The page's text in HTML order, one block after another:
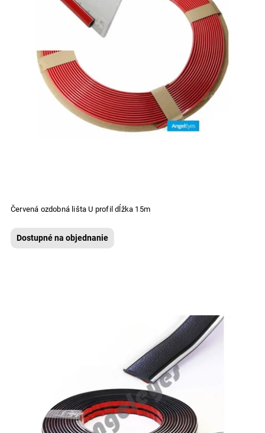
Červená ozdobná lišta U profil dĺžka 15m
Dostupné na objednanie